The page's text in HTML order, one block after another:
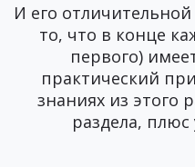
И его
то, что в конце
первого)
практический
знаниях из этого
раздела,